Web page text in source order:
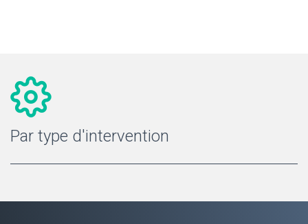
Par type d'intervention